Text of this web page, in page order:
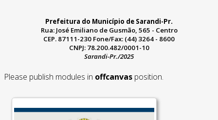
Prefeitura do Município de Sarandi-Pr.
Rua: José Emiliano de Gusmão, 565 - Centro
CEP. 87111-230 Fone/Fax: (44) 3264 - 8600
CNPJ: 78.200.482/0001-10
Sarandi-Pr./2025
Please publish modules in offcanvas position.